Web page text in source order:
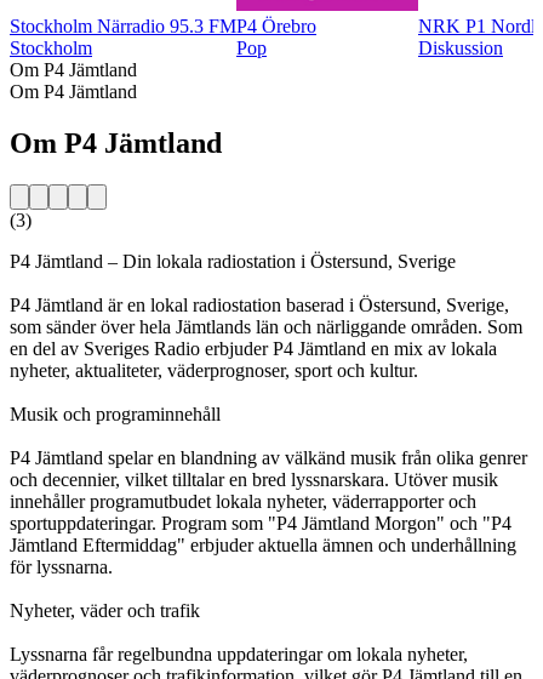
Stockholm Närradio 95.3 FM
Stockholm
P4 Örebro
Pop
NRK P1
Diskussion
Om P4 Jämtland
Om P4 Jämtland
Om P4 Jämtland
(3)
P4 Jämtland – Din lokala radiostation i Östersund, Sverige
P4 Jämtland är en lokal radiostation baserad i Östersund, Sverige,
som sänder över hela Jämtlands län och närliggande områden. Som
en del av Sveriges Radio erbjuder P4 Jämtland en mix av lokala
nyheter, aktualiteter, väderprognoser, sport och kultur.
Musik och programinnehåll
P4 Jämtland spelar en blandning av välkänd musik från olika genrer
och decennier, vilket tilltalar en bred lyssnarskara. Utöver musik
innehåller programutbudet lokala nyheter, väderrapporter och
sportuppdateringar. Program som "P4 Jämtland Morgon" och "P4
Jämtland Eftermiddag" erbjuder aktuella ämnen och underhållning
för lyssnarna.
Nyheter, väder och trafik
Lyssnarna får regelbundna uppdateringar om lokala nyheter,